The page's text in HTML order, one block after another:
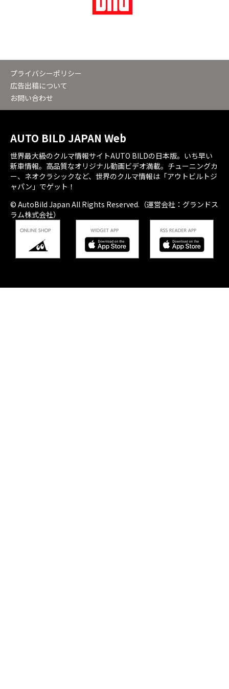
プライバシーポリシー
広告出稿について
お問い合わせ
AUTO BILD JAPAN Web
世界最大級のクルマ情報サイトAUTO BILDの日本版。いち早い
新車情報。高品質なオリジナル動画ビデオ満載。チューニングカ
ー、ネオクラシックなど、世界のクルマ情報は「アウトビルトジ
ャパン」でゲット！
© AutoBild Japan All Rights Reserved.（運営会社：グランドス
ラム株式会社）